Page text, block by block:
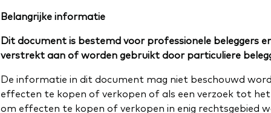
Belangrijke informatie
Dit document is bestemd voor professionele beleggers
verstrekt aan of worden gebruikt door particuliere
De informatie in dit document mag niet beschouwd
effecten te kopen of verkopen of als een verzoek tot
om effecten te kopen of verkopen in enig rechtsgebied